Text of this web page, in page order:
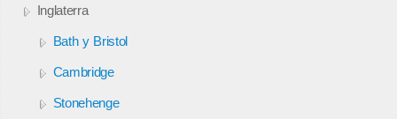
Inglaterra
Bath y Bristol
Cambridge
Stonehenge